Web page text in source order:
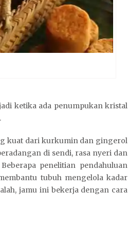
ketika ada penumpukan kristal
kuat dari kurkumin dan gingerol
di sendi, rasa nyeri dan
penelitian pendahuluan
tubuh mengelola kadar
jamu ini bekerja dengan cara